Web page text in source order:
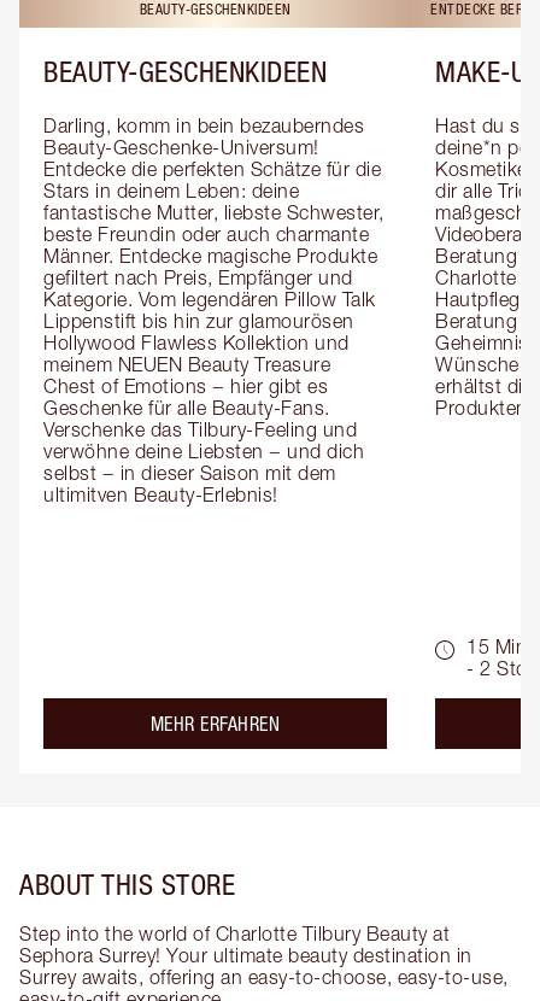
BEAUTY-GESCHENKIDEEN
BEAUTY-GESCHENKIDEEN
Darling, komm in bein bezauberndes
Beauty-Geschenke-Universum!
Entdecke die perfekten Schätze für die
Stars in deinem Leben: deine
fantastische Mutter, liebste Schwester,
beste Freundin oder auch charmante
Männer. Entdecke magische Produkte
gefiltert nach Preis, Empfänger und
Kategorie. Vom legendären Pillow Talk
Lippenstift bis hin zur glamourösen
Hollywood Flawless Kollektion und
meinem NEUEN Beauty Treasure
Chest of Emotions − hier gibt es
Geschenke für alle Beauty-Fans.
Verschenke das Tilbury-Feeling und
verwöhne deine Liebsten − und dich
selbst − in dieser Saison mit dem
ultimitven Beauty-Erlebnis!
MEHR ERFAHREN
ENTDECKE
MAKE-
Hast du
deine*n
dir alle
Beratung
Charlotte
Beratung
Wünsche
erhältst die
15 Min.
- 2 Std.
ABOUT THIS STORE
Step into the world of Charlotte Tilbury Beauty at
Sephora Surrey! Your ultimate beauty destination in
Surrey awaits, offering an easy-to-choose, easy-to-use,